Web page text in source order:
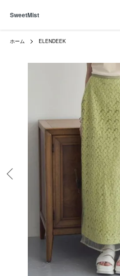
SweetMist
ホーム ELENDEEK